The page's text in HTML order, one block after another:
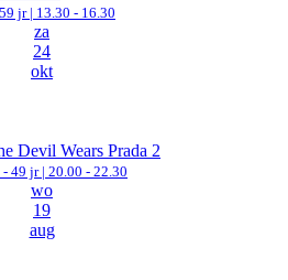
jr | 13.30 - 16.30
za
24
okt
Devil Wears Prada 2
- 49 jr | 20.00 - 22.30
wo
19
aug